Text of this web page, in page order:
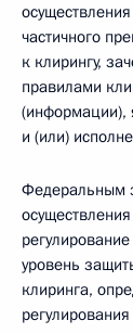
частичного
к клирингу,
правилами
(информации),
и (или)
Федеральным
уровень
клиринга,